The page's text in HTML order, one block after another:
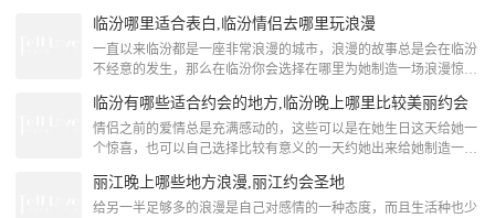
下面这些关于临汾晚上约会的地方的内容吧！临汾晚上约会的好地
方临汾汾河公园临汾市汾河公园始建于2009年5月，位于临汾城区
汾河岸畔。整个园区分为精品治理区和上、下游生态湿地治理区。
临汾哪里适合表白,临汾情侣去哪里玩浪漫
一直以来临汾都是一座非常浪漫的城市，浪漫的故事总是会在临汾
不经意的发生，那么在临汾你会选择在哪里为她制造一场浪漫惊喜
表白挂甲山石刻挂甲山石刻 在山西吉县城南里许挂甲山。此地背
依锦屏山， 面 临清水河，杨柳夹崖，拱桥如虹，景色优美。据县
志记载， 唐尉迟 敬德出征寓此，曾在锦屏已挂甲，更名挂甲出，
临汾有哪些适合约会的地方,临汾晚上哪里比较美丽约会
情侣之前的爱情总是充满感动的，这些可以是在她生日这天给她一
个惊喜，也可以自己选择比较有意义的一天约她出来给她制造一场
比较适合呢？下面跟着TellLove求婚策划一起来看看关于临汾有哪
些适合约会的地方的内容分享吧！临汾晚上哪里比较美丽约会磨盘
丽江晚上哪些地方浪漫,丽江约会圣地
给另一半足够多的浪漫是自己对感情的一种态度，而且生活种也少